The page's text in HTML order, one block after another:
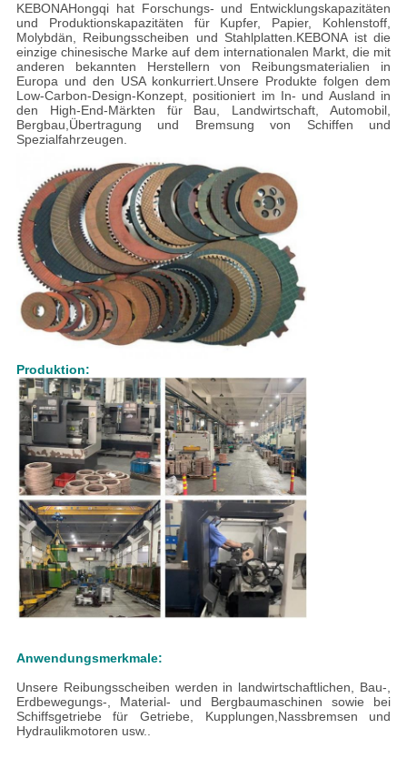
KEBONAHongqi hat Forschungs- und Entwicklungskapazitäten
und Produktionskapazitäten für Kupfer, Papier, Kohlenstoff,
Molybdän, Reibungsscheiben und Stahlplatten.KEBONA ist die
einzige chinesische Marke auf dem internationalen Markt, die mit
anderen bekannten Herstellern von Reibungsmaterialien in
Europa und den USA konkurriert.Unsere Produkte folgen dem
Low-Carbon-Design-Konzept, positioniert im In- und Ausland in
den High-End-Märkten für Bau, Landwirtschaft, Automobil,
Bergbau,Übertragung und Bremsung von Schiffen und
Spezialfahrzeugen.
Produktion:
Anwendungsmerkmale:
Unsere Reibungsscheiben werden in landwirtschaftlichen, Bau-,
Erdbewegungs-, Material- und Bergbaumaschinen sowie bei
Schiffsgetriebe für Getriebe, Kupplungen,Nassbremsen und
Hydraulikmotoren usw..